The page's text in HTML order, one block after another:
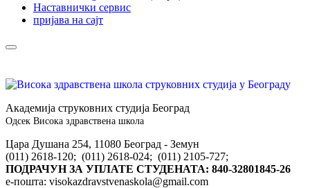
Наставнички сервис
пријава на сајт
Академија струковних студија Београд
Одсек Висока здравствена школа
Цара Душана 254, 11080 Београд - Земун
(011) 2618-120; (011) 2618-024; (011) 2105-727;
ПОДРАЧУН ЗА УПЛАТЕ СТУДЕНАТА: 840-32801845-26
е-пошта: visokazdravstvenaskola@gmail.com